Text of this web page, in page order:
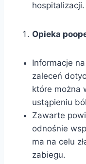
hospitalizacji.
Opieka
Informacje
zaleceń
które można
ustąpieniu
Zawarte
odnośnie
ma na celu
zabiegu.